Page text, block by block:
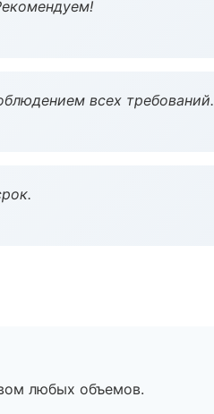
всех требований.
любых объемов.